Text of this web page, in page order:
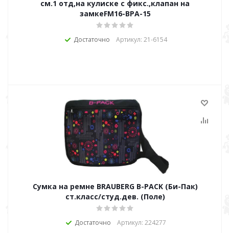
см.1 отд,на кулиске с фикс.,клапан на
замкеFM16-ВРА-15
Достаточно Артикул: 21-6154
Сумка на ремне BRAUBERG B-PACK (Би-Пак)
ст.класс/студ.дев. (Поле)
Достаточно Артикул: 224277